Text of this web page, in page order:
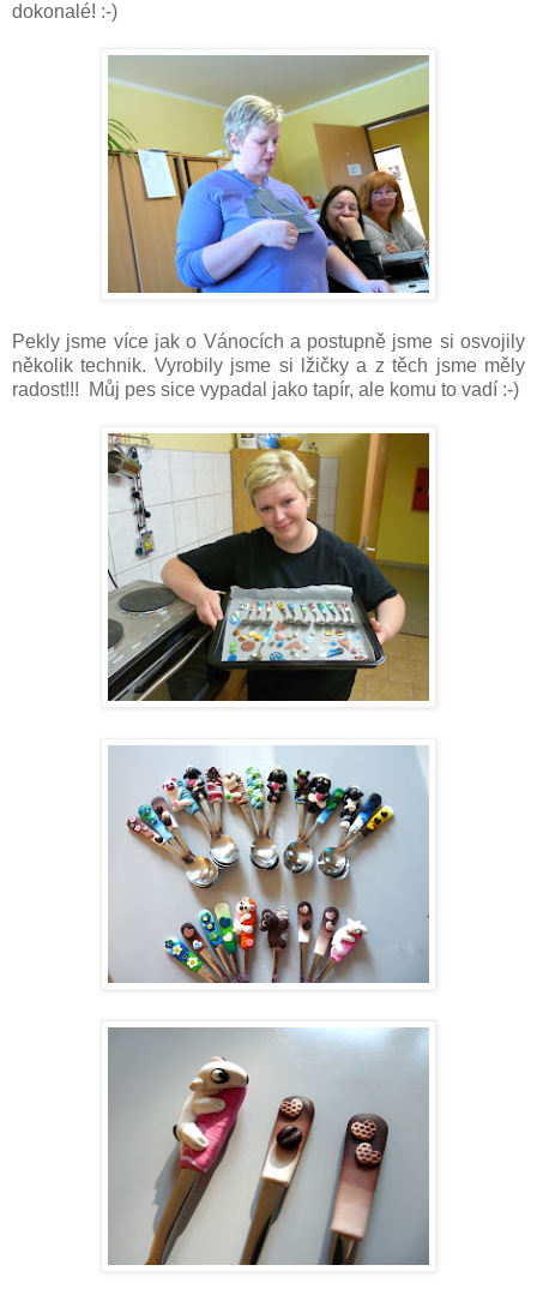
dokonalé! :-)
Pekly jsme více jak o Vánocích a postupně jsme si osvojily
několik technik. Vyrobily jsme si lžičky a z těch jsme měly
radost!!! Můj pes sice vypadal jako tapír, ale komu to vadí :-)